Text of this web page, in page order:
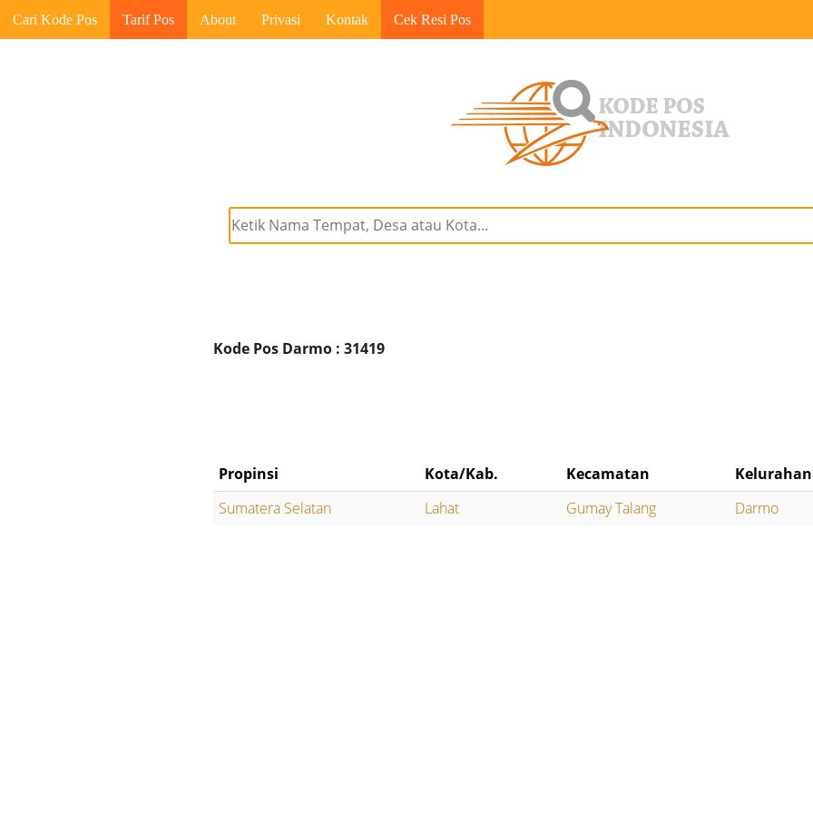
Cari Kode Pos Tarif Pos About Privasi Kontak Cek Resi Pos
Kode Pos Darmo : 31419
Propinsi Kota/Kab. Kecamatan
Kelurahan
Sumatera Selatan
Lahat Gumay Talang Darmo